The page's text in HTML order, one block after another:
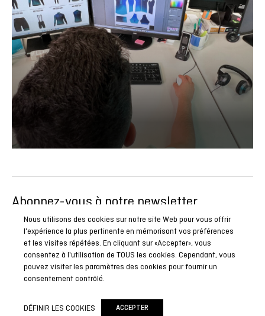
Abonnez-vous à notre newsletter
Soyez le premier à connaître toutes nos actualités, reportages
et promotions spéciales.
ABONNEZ-VOUS
Inverse Inverse custom
Nous utilisons des cookies sur notre site Web pour vous offrir
l'expérience la plus pertinente en mémorisant vos préférences
et les visites répétées. En cliquant sur «Accepter», vous
consentez à l'utilisation de TOUS les cookies. Cependant, vous
pouvez visiter les paramètres des cookies pour fournir un
consentement contrôlé.
DÉFINIR LES COOKIES ACCEPTER